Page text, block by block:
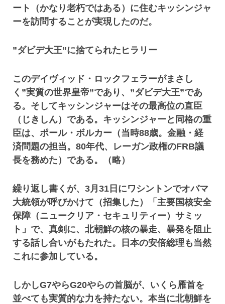
ート（かなり老朽ではある）に住むキッシンジャ
ーを訪問することが実現したのだ。
”ダビデ大王”に捨てられたヒラリー
このデイヴィッド・ロックフェラーがまさし
く”実質の世界皇帝”であり、”ダビデ大王”であ
る。そしてキッシンジャーはその最高位の直臣
（じきしん）である。キッシンジャーと同格の重
臣は、ポール・ボルカー（当時88歳。金融・経
済問題の担当。80年代、レーガン政権のFRB議
長を務めた）である。（略）
繰り返し書くが、3月31日にワシントンでオバマ
大統領が呼びかけて（招集した）「主要国核安全
保障（ニュークリア・セキュリティー）サミッ
ト」で、真剣に、北朝鮮の核の暴走、暴発を阻止
する話し合いがもたれた。日本の安倍総理も当然
これに参加している。
しかしG7やらG20やらの首脳が、いくら雁首を
並べても実質的な力を持たない。本当に北朝鮮を